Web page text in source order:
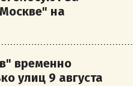
на
временно
улиц 9 августа